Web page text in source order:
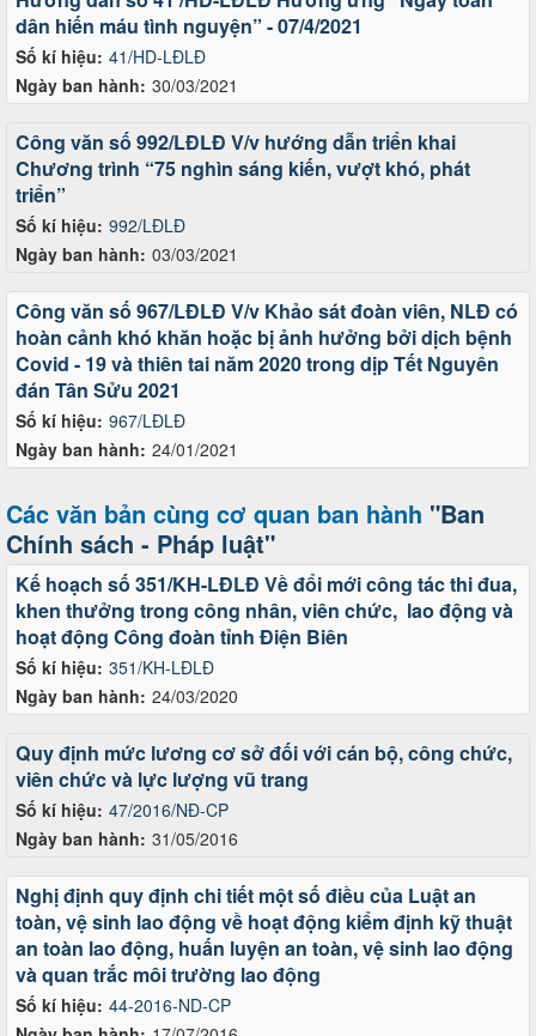
Số kí hiệu: 41/HD-LĐLĐ
Ngày ban hành: 30/03/2021
dân hiến máu tình nguyện” - 07/4/2021
Số kí hiệu: 992/LĐLĐ
Ngày ban hành: 03/03/2021
Công văn số 992/LĐLĐ V/v hướng dẫn triển khai
Chương trình “75 nghìn sáng kiến, vượt khó, phát
triển”
Số kí hiệu: 967/LĐLĐ
Ngày ban hành: 24/01/2021
Công văn số 967/LĐLĐ V/v Khảo sát đoàn viên, NLĐ có
hoàn cảnh khó khăn hoặc bị ảnh hưởng bởi dịch bệnh
Covid - 19 và thiên tai năm 2020 trong dịp Tết Nguyên
đán Tân Sửu 2021
Các văn bản cùng cơ quan ban hành "Ban
Chính sách - Pháp luật"
Số kí hiệu: 351/KH-LĐLĐ
Ngày ban hành: 24/03/2020
Kế hoạch số 351/KH-LĐLĐ Về đổi mới công tác thi đua,
khen thưởng trong công nhân, viên chức, lao động và
hoạt động Công đoàn tỉnh Điện Biên
Số kí hiệu: 47/2016/NĐ-CP
Ngày ban hành: 31/05/2016
Quy định mức lương cơ sở đối với cán bộ, công chức,
viên chức và lực lượng vũ trang
Số kí hiệu: 44-2016-ND-CP
Nghị định quy định chi tiết một số điều của Luật an
toàn, vệ sinh lao động về hoạt động kiểm định kỹ thuật
an toàn lao động, huấn luyện an toàn, vệ sinh lao động
và quan trắc môi trường lao động